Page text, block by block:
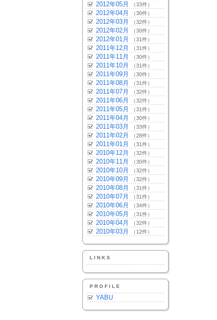
2012年05月 （33件）
2012年04月 （30件）
2012年03月 （32件）
2012年02月 （30件）
2012年01月 （31件）
2011年12月 （31件）
2011年11月 （30件）
2011年10月 （31件）
2011年09月 （30件）
2011年08月 （31件）
2011年07月 （32件）
2011年06月 （32件）
2011年05月 （31件）
2011年04月 （30件）
2011年03月 （33件）
2011年02月 （28件）
2011年01月 （31件）
2010年12月 （32件）
2010年11月 （30件）
2010年10月 （32件）
2010年09月 （32件）
2010年08月 （31件）
2010年07月 （31件）
2010年06月 （34件）
2010年05月 （31件）
2010年04月 （32件）
2010年03月 （12件）
LINKS
PROFILE
YABU